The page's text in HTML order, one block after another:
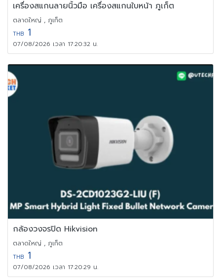
เครื่องสแกนลายนิ้วมือ เครื่องสแกนใบหน้า ภูเก็ต
ตลาดใหญ่ , ภูเก็ต
THB 1
07/08/2026 เวลา 17:20:32 น.
กล้องวงจรปิด Hikvision
ตลาดใหญ่ , ภูเก็ต
THB 1
07/08/2026 เวลา 17:20:29 น.